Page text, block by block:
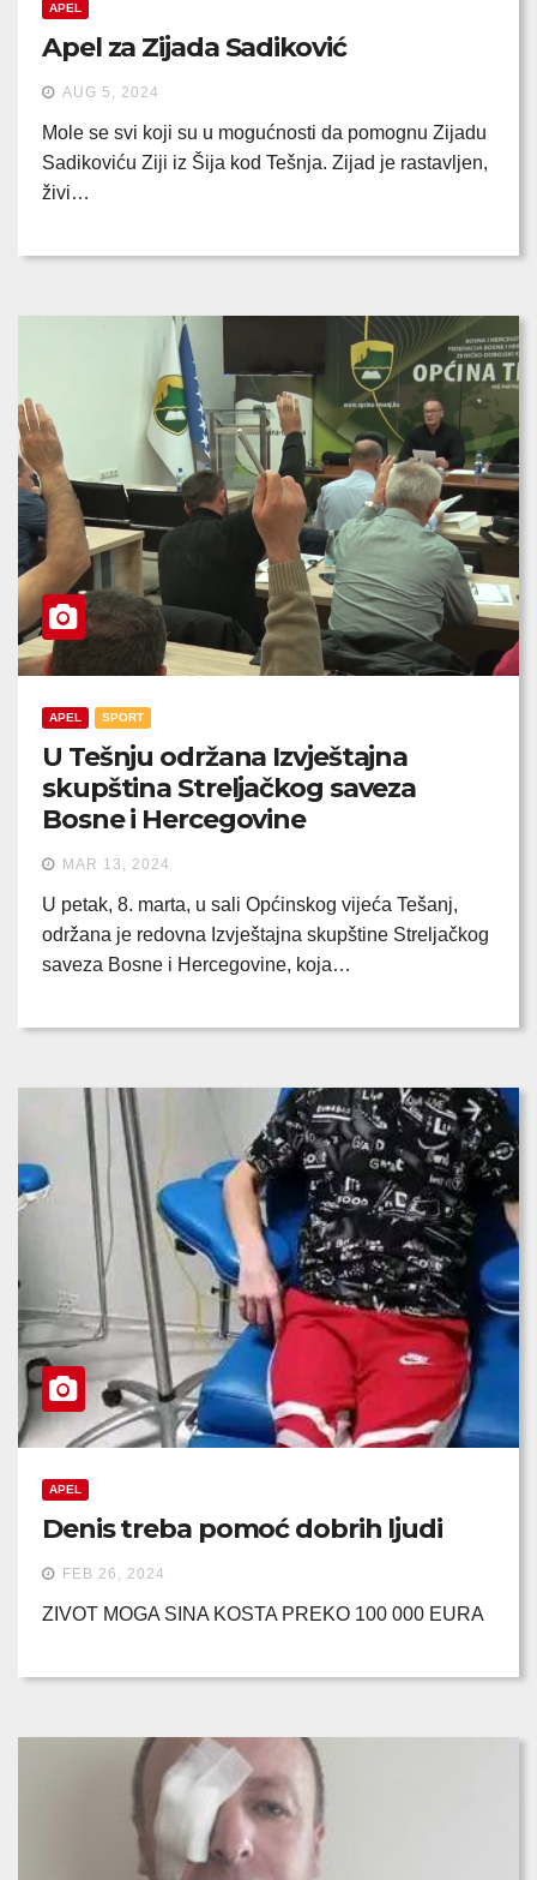
APEL
Apel za Zijada Sadiković
AUG 5, 2024
Mole se svi koji su u mogućnosti da pomognu Zijadu
Sadikoviću Ziji iz Šija kod Tešnja. Zijad je rastavljen,
živi…
APEL SPORT
U Tešnju održana Izvještajna
skupština Streljačkog saveza
Bosne i Hercegovine
MAR 13, 2024
U petak, 8. marta, u sali Općinskog vijeća Tešanj,
održana je redovna Izvještajna skupštine Streljačkog
saveza Bosne i Hercegovine, koja…
APEL
Denis treba pomoć dobrih ljudi
FEB 26, 2024
ZIVOT MOGA SINA KOSTA PREKO 100 000 EURA